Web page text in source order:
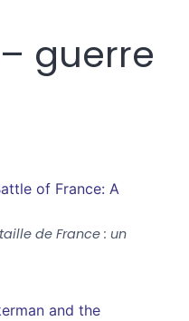
guerre
of France: A
de France : un
and the